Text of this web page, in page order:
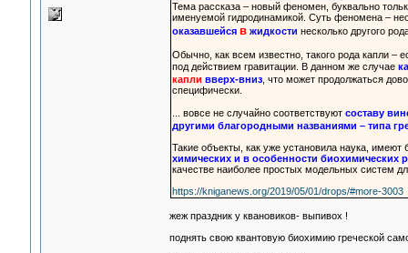
Тема рассказа – новый феномен, буквально
именуемой гидродинамикой. Суть феномена –
оказавшейся вжидкости несколько другого
Обычно, как всем известно, такого рода капли –
под действием гравитации. В данном же случае
капли вверх-вниз, что может продолжаться
специфически.
... вовсе не случайно соответствуют составу
другими благородными названиями – типа
Такие объекты, как уже установила наука,
химических и в особенности биохимических
качестве наиболее простых модельных систем
https://kniganews.org/2019/05/01/drops/#more-3003
жеж праздник у квановиков- выпивох !
поднять свою квантовую биохимию греческой